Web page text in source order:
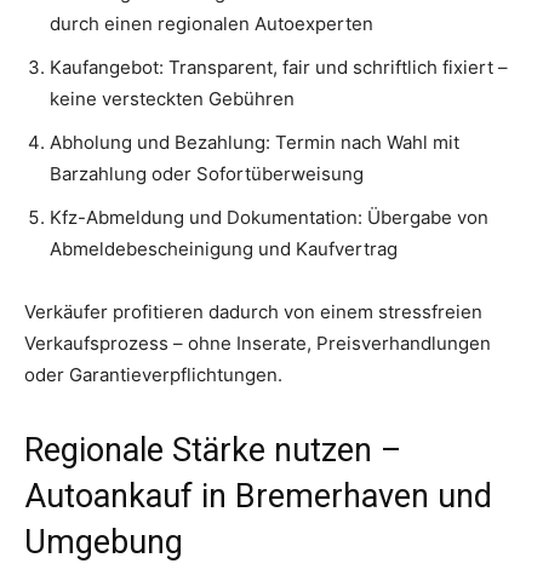
durch einen regionalen Autoexperten
Kaufangebot: Transparent, fair und schriftlich fixiert –
keine versteckten Gebühren
Abholung und Bezahlung: Termin nach Wahl mit
Barzahlung oder Sofortüberweisung
Kfz-Abmeldung und Dokumentation: Übergabe von
Abmeldebescheinigung und Kaufvertrag
Verkäufer profitieren dadurch von einem stressfreien
Verkaufsprozess – ohne Inserate, Preisverhandlungen
oder Garantieverpflichtungen.
Regionale Stärke nutzen –
Autoankauf in Bremerhaven und
Umgebung